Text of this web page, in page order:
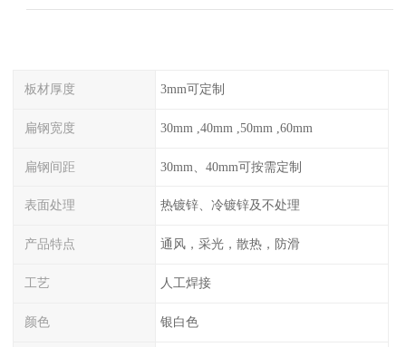
板材厚度 3mm可定制
扁钢宽度 30mm ,40mm ,50mm ,60mm
扁钢间距 30mm、40mm可按需定制
表面处理 热镀锌、冷镀锌及不处理
产品特点 通风，采光，散热，防滑
工艺 人工焊接
颜色 银白色